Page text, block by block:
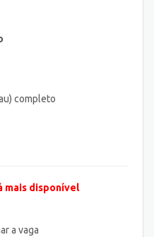
completo
mais disponível
a vaga